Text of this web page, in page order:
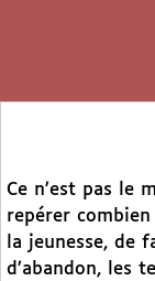
Ce n’est pas le
repérer
la jeunesse, de
d’abandon, les